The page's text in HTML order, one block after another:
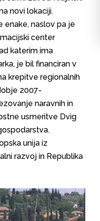
novi lokaciji.
enake, naslov pa je
center
katerim ima
je bil financiran v
krepitve regionalnih
2007-
naravnih in
usmeritve Dvig
unija iz
razvoj in Republika